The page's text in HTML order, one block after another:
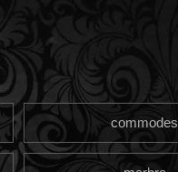
commodes